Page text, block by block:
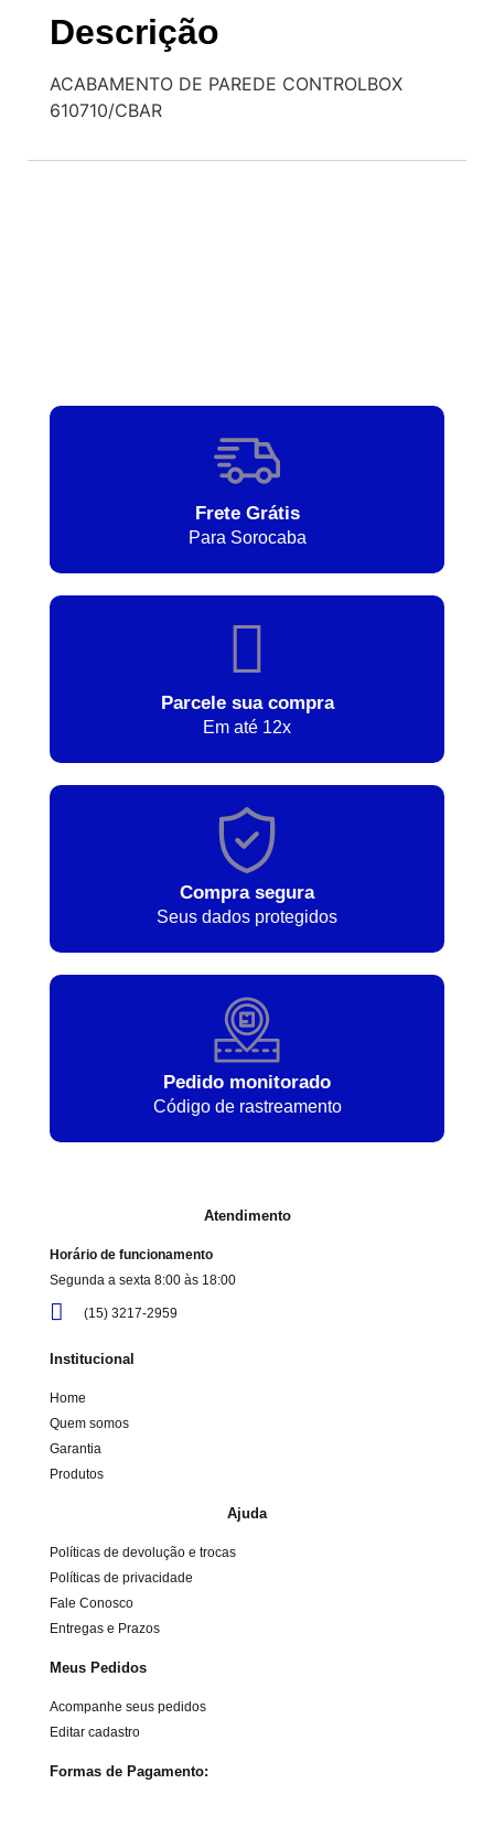
Descrição
ACABAMENTO DE PAREDE CONTROLBOX
610710/CBAR
Frete Grátis
Para Sorocaba
Parcele sua compra
Em até 12x
Compra segura
Seus dados protegidos
Pedido monitorado
Código de rastreamento
Atendimento
Horário de funcionamento
Segunda a sexta 8:00 às 18:00
(15) 3217-2959
Institucional
Home
Quem somos
Garantia
Produtos
Ajuda
Políticas de devolução e trocas
Políticas de privacidade
Fale Conosco
Entregas e Prazos
Meus Pedidos
Acompanhe seus pedidos
Editar cadastro
Formas de Pagamento: